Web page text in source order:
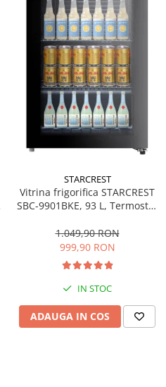
STARCREST
Vitrina frigorifica STARCREST
SBC-9901BKE, 93 L, Termostat
sticla, H 84.5 cm, Negru
1.049,90 RON
999,90 RON
IN STOC
ADAUGA IN COS